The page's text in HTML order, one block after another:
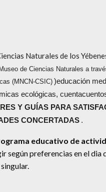
Naturales de los
Museo de Ciencias Naturales a
(MNCN-CSIC) )educación
ecológicas,
Y GUÍAS PARA
CONCERTADAS .
educativo de
según preferencias en el dia